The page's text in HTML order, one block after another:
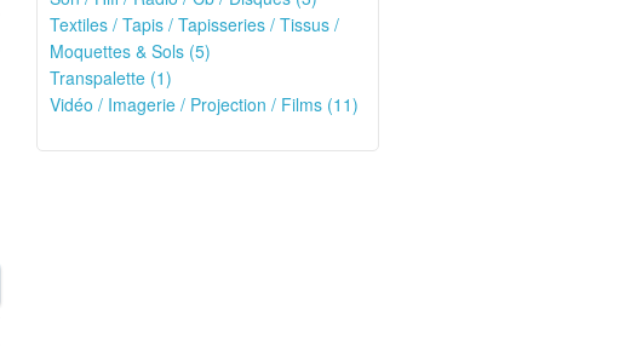
Textiles / Tapis / Tapisseries / Tissus /
Moquettes & Sols (5)
Transpalette (1)
Vidéo / Imagerie / Projection / Films (11)